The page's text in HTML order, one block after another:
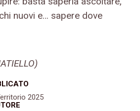
2025
nuovi e… sapere dove
)